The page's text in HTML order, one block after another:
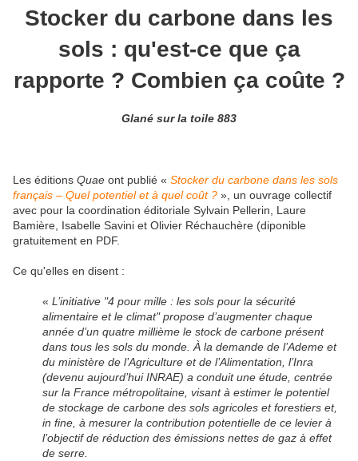
Stocker du carbone dans les
sols : qu'est-ce que ça
rapporte ? Combien ça coûte ?
Glané sur la toile 883
Les éditions Quae ont publié « Stocker du carbone dans les sols
français – Quel potentiel et à quel coût ? », un ouvrage collectif
avec pour la coordination éditoriale Sylvain Pellerin, Laure
Bamière, Isabelle Savini et Olivier Réchauchère (diponible
gratuitement en PDF.
Ce qu'elles en disent :
«L’initiative "4 pour mille : les sols pour la sécurité
alimentaire et le climat" propose d’augmenter chaque
année d’un quatre millième le stock de carbone présent
dans tous les sols du monde. À la demande de l’Ademe et
du ministère de l’Agriculture et de l’Alimentation, l’Inra
(devenu aujourd’hui INRAE) a conduit une étude, centrée
sur la France métropolitaine, visant à estimer le potentiel
de stockage de carbone des sols agricoles et forestiers et,
in fine, à mesurer la contribution potentielle de ce levier à
l’objectif de réduction des émissions nettes de gaz à effet
de serre.